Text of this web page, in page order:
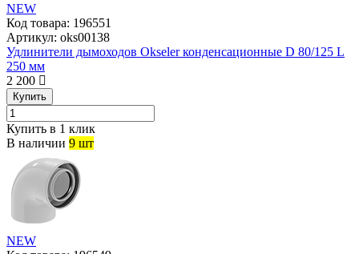
NEW
Код товара: 196551
Артикул: oks00138
Удлинители дымоходов Okseler конденсационные D 80/125 L
250 мм
2 200
Купить
Купить в 1 клик
В наличии 9 шт
NEW